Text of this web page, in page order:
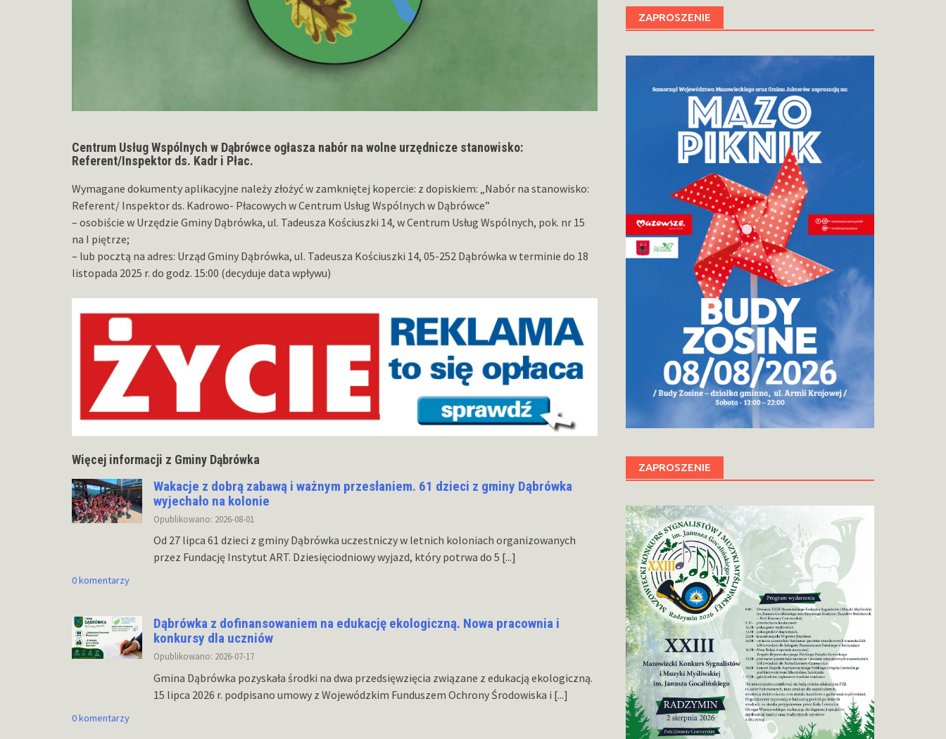
Centrum Usług Wspólnych w Dąbrówce ogłasza nabór na wolne urzędnicze stanowisko:
Referent/Inspektor ds. Kadr i Płac.
Wymagane dokumenty aplikacyjne należy złożyć w zamkniętej kopercie: z dopiskiem: „Nabór na stanowisko:
Referent/ Inspektor ds. Kadrowo- Płacowych w Centrum Usług Wspólnych w Dąbrówce”
– osobiście w Urzędzie Gminy Dąbrówka, ul. Tadeusza Kościuszki 14, w Centrum Usług Wspólnych, pok. nr 15
na I piętrze;
– lub pocztą na adres: Urząd Gminy Dąbrówka, ul. Tadeusza Kościuszki 14, 05-252 Dąbrówka w terminie do 18
listopada 2025 r. do godz. 15:00 (decyduje data wpływu)
Więcej informacji z Gminy Dąbrówka
Wakacje z dobrą zabawą i ważnym przesłaniem. 61 dzieci z gminy Dąbrówka
wyjechało na kolonie
Opublikowano: 2026-08-01
Od 27 lipca 61 dzieci z gminy Dąbrówka uczestniczy w letnich koloniach organizowanych
przez Fundację Instytut ART. Dziesięciodniowy wyjazd, który potrwa do 5 [...]
0 komentarzy
Dąbrówka z dofinansowaniem na edukację ekologiczną. Nowa pracownia i
konkursy dla uczniów
Opublikowano: 2026-07-17
Gmina Dąbrówka pozyskała środki na dwa przedsięwzięcia związane z edukacją ekologiczną.
15 lipca 2026 r. podpisano umowy z Wojewódzkim Funduszem Ochrony Środowiska i [...]
0 komentarzy
ZAPROSZENIE
ZAPROSZENIE